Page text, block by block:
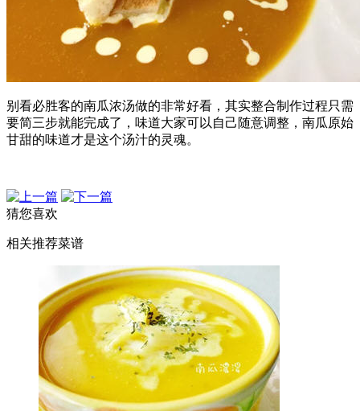
别看必胜客的南瓜浓汤做的非常好看，其实整合制作过程只需
要简三步就能完成了，味道大家可以自己随意调整，南瓜原始
甘甜的味道才是这个汤汁的灵魂。
猜您喜欢
相关推荐菜谱